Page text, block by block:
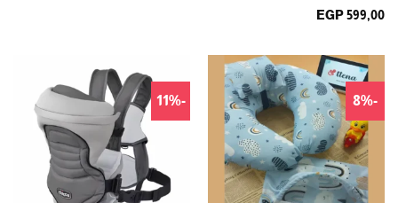
تم التقييم
EGP 599,00
-8%
-11%